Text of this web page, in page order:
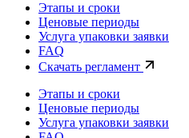
Этапы и сроки
Ценовые периоды
Услуга упаковки заявки
FAQ
Скачать регламент
Этапы и сроки
Ценовые периоды
Услуга упаковки заявки